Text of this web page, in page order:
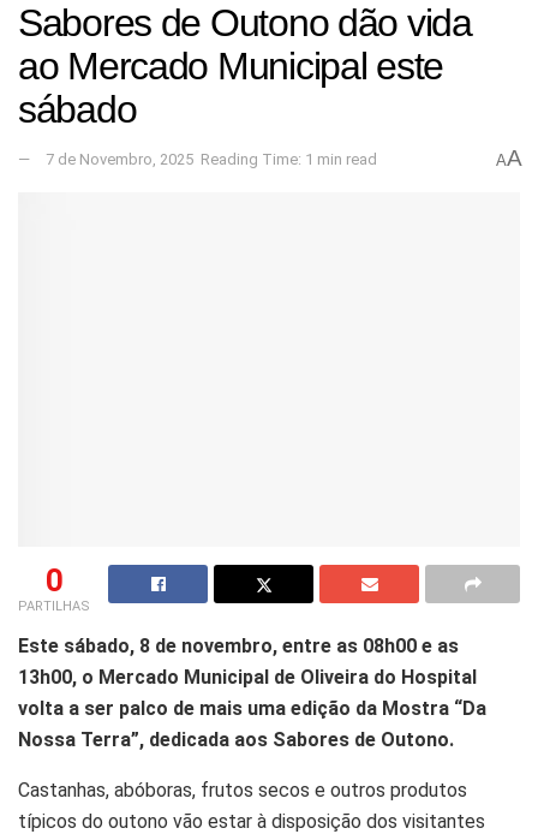
Sabores de Outono dão vida
ao Mercado Municipal este
sábado
7 de Novembro, 2025 Reading Time: 1 min read AA
0
PARTILHAS
Este sábado, 8 de novembro, entre as 08h00 e as
13h00, o Mercado Municipal de Oliveira do Hospital
volta a ser palco de mais uma edição da Mostra “Da
Nossa Terra”, dedicada aos Sabores de Outono.
Castanhas, abóboras, frutos secos e outros produtos
típicos do outono vão estar à disposição dos visitantes